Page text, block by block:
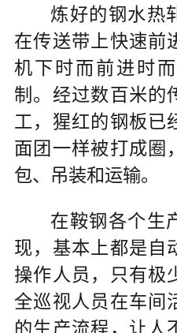
炼好的钢水热
在传送带上快速前
机下时而前进时
制。经过数百米的
工，猩红的钢板已
面团一样被打成圈
包、吊装和运输。
在鞍钢各个生
现，基本上都是自
操作人员，只有极
全巡视人员在车间
的生产流程，让人